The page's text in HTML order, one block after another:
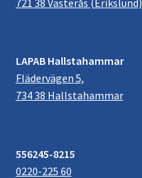
721 38 Västerås (Erikslund)
LAPAB Hallstahammar
Flädervägen 5,
734 38 Hallstahammar
556245-8215
0220-225 60